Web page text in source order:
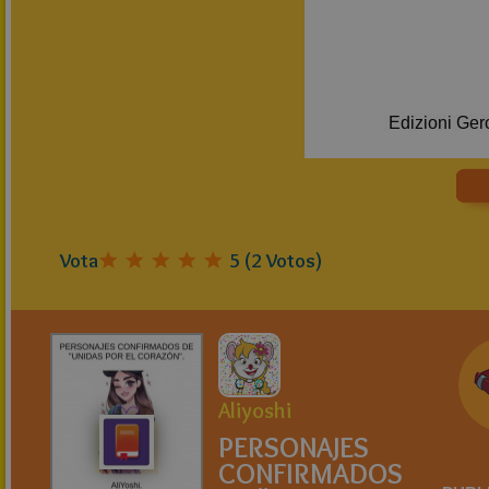
Vota 5 (2Votos)
Aliyoshi
PERSONAJES
CONFIRMADOS